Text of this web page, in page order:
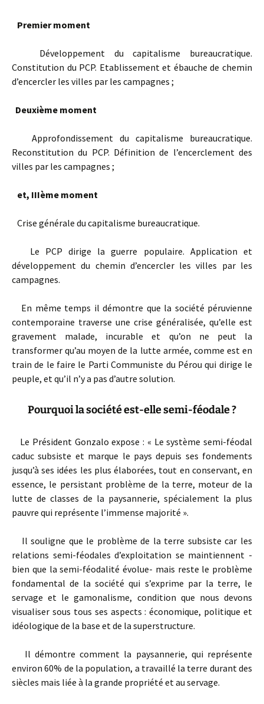
Premier moment
Développement du capitalisme bureaucratique.
Constitution du PCP. Etablissement et ébauche de chemin
d’encercler les villes par les campagnes ;
Deuxième moment
Approfondissement du capitalisme bureaucratique.
Reconstitution du PCP. Définition de l’encerclement des
villes par les campagnes ;
et, IIIème moment
Crise générale du capitalisme bureaucratique.
Le PCP dirige la guerre populaire. Application et
développement du chemin d’encercler les villes par les
campagnes.
En même temps il démontre que la société péruvienne
contemporaine traverse une crise généralisée, qu’elle est
gravement malade, incurable et qu’on ne peut la
transformer qu’au moyen de la lutte armée, comme est en
train de le faire le Parti Communiste du Pérou qui dirige le
peuple, et qu’il n’y a pas d’autre solution.
Pourquoi la société est-elle semi-féodale ?
Le Président Gonzalo expose : « Le système semi-féodal
caduc subsiste et marque le pays depuis ses fondements
jusqu’à ses idées les plus élaborées, tout en conservant, en
essence, le persistant problème de la terre, moteur de la
lutte de classes de la paysannerie, spécialement la plus
pauvre qui représente l’immense majorité ».
Il souligne que le problème de la terre subsiste car les
relations semi-féodales d’exploitation se maintiennent -
bien que la semi-féodalité évolue- mais reste le problème
fondamental de la société qui s’exprime par la terre, le
servage et le gamonalisme, condition que nous devons
visualiser sous tous ses aspects : économique, politique et
idéologique de la base et de la superstructure.
Il démontre comment la paysannerie, qui représente
environ 60% de la population, a travaillé la terre durant des
siècles mais liée à la grande propriété et au servage.